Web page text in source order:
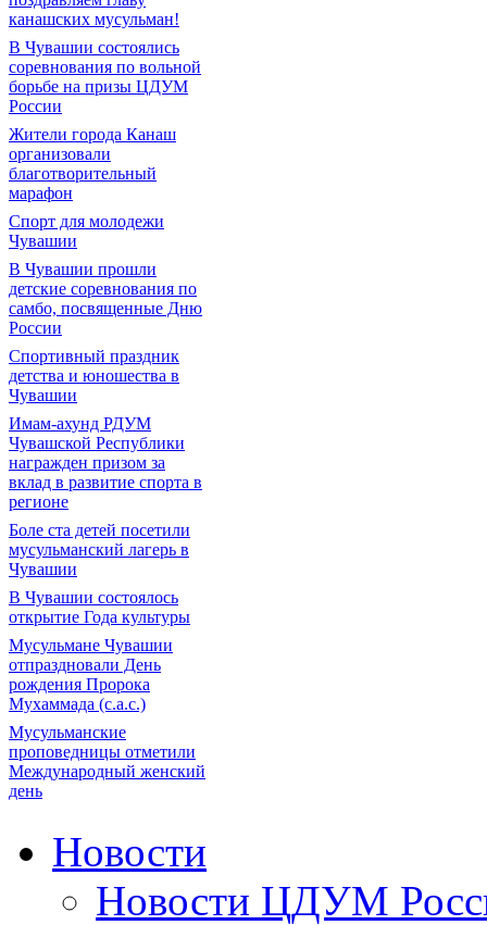
канашских мусульман!
В Чувашии состоялись
соревнования по вольной
борьбе на призы ЦДУМ
России
Жители города Канаш
организовали
благотворительный
марафон
Спорт для молодежи
Чувашии
В Чувашии прошли
детские соревнования по
самбо, посвященные Дню
России
Спортивный праздник
детства и юношества в
Чувашии
Имам-ахунд РДУМ
Чувашской Республики
награжден призом за
вклад в развитие спорта в
регионе
Боле ста детей посетили
мусульманский лагерь в
Чувашии
В Чувашии состоялось
открытие Года культуры
Мусульмане Чувашии
отпраздновали День
рождения Пророка
Мухаммада (с.а.с.)
Мусульманские
проповедницы отметили
Международный женский
день
Новости
Новости ЦДУМ